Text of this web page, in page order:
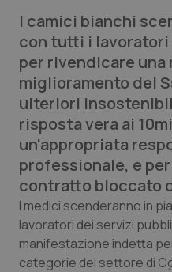
Lettere al direttore
Edizioni Regionali
QS Pro
Professionisti
Abruzzo
Basilicata
Calabria
QS Pro Gold
Artrite & artrosi
Asma & BPCO
QS Club Newsletter
I camici bianchi
con tutti i
per rivendicare una
miglioramento del
ulteriori
risposta vera ai
un'appropriata
professionale, e
contratto bloccato
I medici scenderanno in
lavoratori dei servizi
manifestazione indetta
categorie del settore di